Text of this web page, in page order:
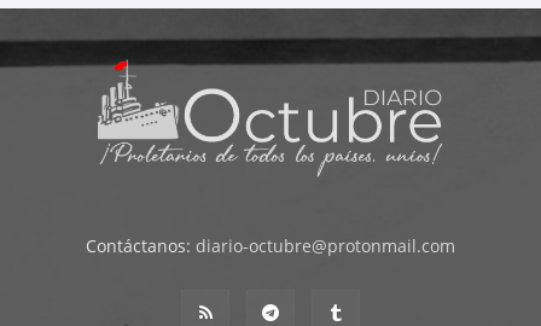
Contáctanos: diario-octubre@protonmail.com